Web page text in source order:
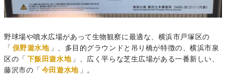
野球場や噴水広場があって生物観察に最適な、横浜市戸塚区の
「 俣野遊水地 」、多目的グラウンドと吊り橋が特徴の、横浜市泉
区の「
下飯田遊水地 」、広く平らな芝生広場がある一番新しい、
藤沢市の「 今田遊水地 」。